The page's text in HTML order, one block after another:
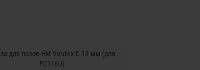
для пазов HM Virutex D 18 мм (для
FC116U)